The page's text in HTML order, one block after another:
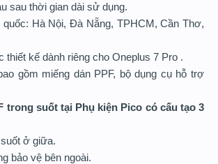
sau thời gian dài sử dụng.
quốc: Hà Nội, Đà Nẵng, TPHCM, Cần Thơ,
thiết kế dành riêng cho Oneplus 7 Pro .
gồm miếng dán PPF, bộ dụng cụ hỗ trợ
trong suốt tại Phụ kiện Pico có cấu tạo 3
ở giữa.
bảo vệ bên ngoài.